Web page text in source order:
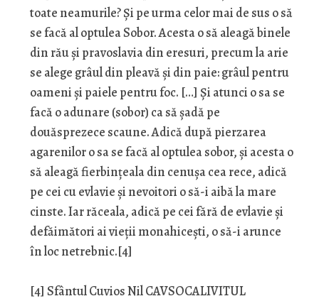
toate neamurile? Și pe urma celor mai de sus o să
se facă al optulea Sobor. Acesta o să aleagă binele
din rău și pravoslavia din eresuri, precum la arie
se alege grâul din pleavă și din paie: grâul pentru
oameni și paiele pentru foc. […] Și atunci o sa se
facă o adunare (sobor) ca să șadă pe
douăsprezece scaune. Adică după pierzarea
agarenilor o sa se facă al optulea sobor, și acesta o
să aleagă fierbințeala din cenușa cea rece, adică
pe cei cu evlavie și nevoitori o să-i aibă la mare
cinste. Iar răceala, adică pe cei fără de evlavie și
defăimători ai vieții monahicești, o să-i arunce
în loc netrebnic.[4]
[4] Sfântul Cuvios Nil CAVSOCALIVITUL